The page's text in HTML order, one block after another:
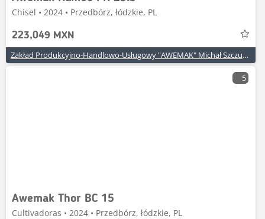
Chisel • 2024 • Przedbórz, łódzkie, PL
223,049 MXN
Zakład Produkcyjno-Handlowo-Usługowy "AWEMAK" Michał Szczuraszek
5
Awemak Thor BC 15
Cultivadoras • 2024 • Przedbórz, łódzkie, PL